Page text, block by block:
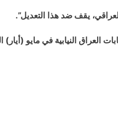
يقف ضد هذا التعديل”.
العراق النيابية في مايو